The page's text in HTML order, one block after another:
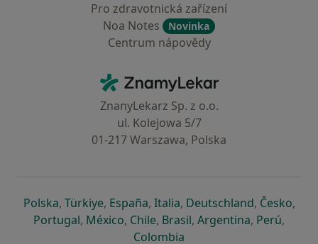
Pro zdravotnická zařízení
Noa Notes
Novinka
Centrum nápovědy
ZnamyLekar - Hlavní stránka
ZnanyLekarz Sp. z o.o.
ul. Kolejowa 5/7
01-217 Warszawa, Polska
Polskase otevře v nové záložce
, Türkiyese otevře v nové záložce
, Españase otevře v nové záložce
, Italiase otevře v nové záložce
, Deutschlandse otevře v
, Českose
,
Portugalse otevře v nové záložce
, Méxicose otevře v nové záložce
, Chilese otevře v nové záložce
, Brasilse otevře v nové
, Argentinase otevře v
, Perúse
,
Colombia